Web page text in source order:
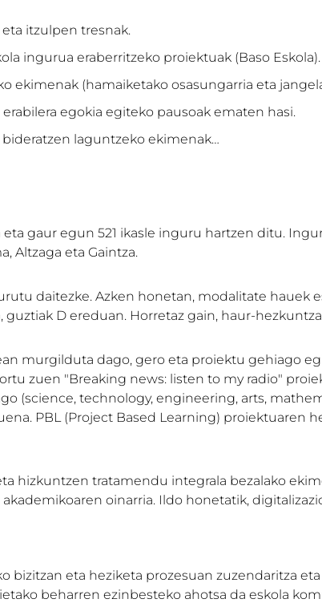
itzulpen tresnak.
ingurua eraberritzeko proiektuak (Baso Eskola).
ekimenak (hamaiketako osasungarria eta
egokia egiteko pausoak ematen hasi.
laguntzeko ekimenak…
gaur egun 521 ikasle inguru hartzen ditu.
Altzaga eta Gaintza.
daitezke. Azken honetan, modalitate hauek
D ereduan. Horretaz gain, haur-
murgilduta dago, gero eta proiektu gehiago
zuen "Breaking news: listen to my radio"
(science, technology, engineering, arts,
PBL (Project Based Learning) proiektuaren
hizkuntzen tratamendu integrala bezalako
oinarria. Ildo honetatik,
bizitzan eta heziketa prozesuan zuzendaritza
beharren ezinbesteko ahotsa da eskola